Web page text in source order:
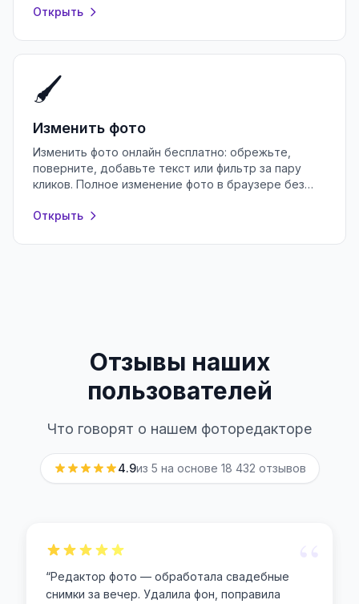
Открыть
🖌️
Изменить фото
Изменить фото онлайн бесплатно: обрежьте,
поверните, добавьте текст или фильтр за пару
кликов. Полное изменение фото в браузере без
Открыть
Отзывы наших
пользователей
Что говорят о нашем фоторедакторе
4.9из 5 на основе 18 432 отзывов
“Редактор фото — обработала свадебные
снимки за вечер. Удалила фон, поправила